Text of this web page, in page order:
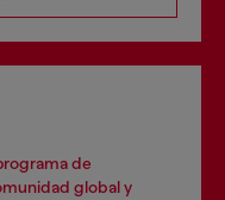
de
global y